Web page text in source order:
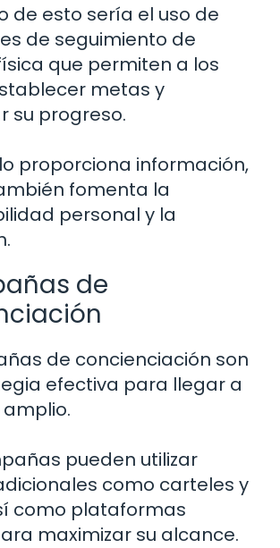
de esto sería el uso de
de seguimiento de
que permiten a los
metas y
su progreso.
proporciona información,
fomenta la
personal y la
de
de concienciación son
efectiva para llegar a
pueden utilizar
como carteles y
como plataformas
maximizar su alcance.